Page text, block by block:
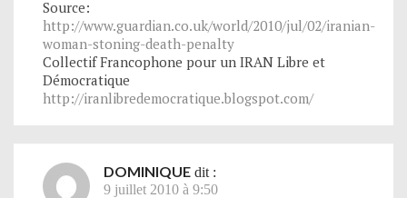
Source:
http://www.guardian.co.uk/world/2010/jul/02/iranian-
woman-stoning-death-penalty
Collectif Francophone pour un IRAN Libre et
Démocratique
http://iranlibredemocratique.blogspot.com/
DOMINIQUE dit :
9 juillet 2010 à 9:50